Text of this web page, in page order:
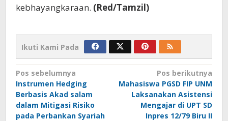
kebhayangkaraan. (Red/Tamzil)
Ikuti Kami Pada
Navigasi
pos
Pos sebelumnya
Instrumen Hedging
Berbasis Akad salam
dalam Mitigasi Risiko
pada Perbankan Syariah
Pos berikutnya
Mahasiswa PGSD FIP UNM
Laksanakan Asistensi
Mengajar di UPT SD
Inpres 12/79 Biru II